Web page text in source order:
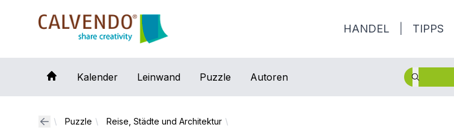
Calvendo
HANDEL TIPPS
Kalender Leinwand Puzzle Autoren
Puzzle Reise, Städte und Architektur